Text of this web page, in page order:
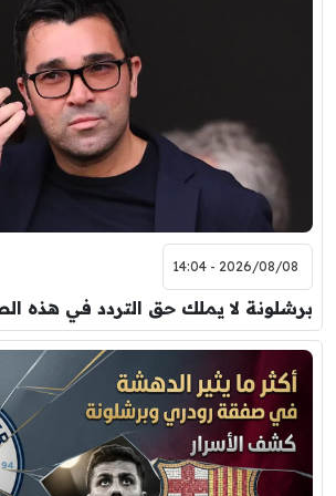
7:00 م
مباراة ودية
اودينيزي
8:00 م
مباراة ودية
2026/08/08 - 14:04
برشلونة لا يملك حق التردد في هذه